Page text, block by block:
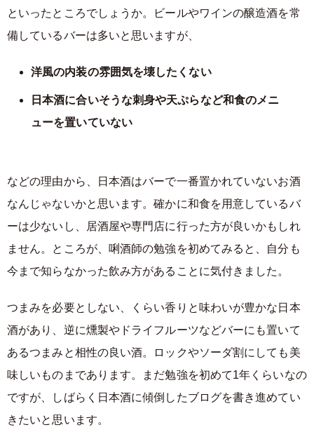
といったところでしょうか。ビールやワインの醸造酒を常
備しているバーは多いと思いますが、
洋風の内装の雰囲気を壊したくない
日本酒に合いそうな刺身や天ぷらなど和食のメニ
ューを置いていない
などの理由から、日本酒はバーで一番置かれていないお酒
なんじゃないかと思います。確かに和食を用意しているバ
ーは少ないし、居酒屋や専門店に行った方が良いかもしれ
ません。ところが、唎酒師の勉強を初めてみると、自分も
今まで知らなかった飲み方があることに気付きました。
つまみを必要としない、くらい香りと味わいが豊かな日本
酒があり、逆に燻製やドライフルーツなどバーにも置いて
あるつまみと相性の良い酒。ロックやソーダ割にしても美
味しいものまであります。まだ勉強を初めて1年くらいなの
ですが、しばらく日本酒に傾倒したブログを書き進めてい
きたいと思います。